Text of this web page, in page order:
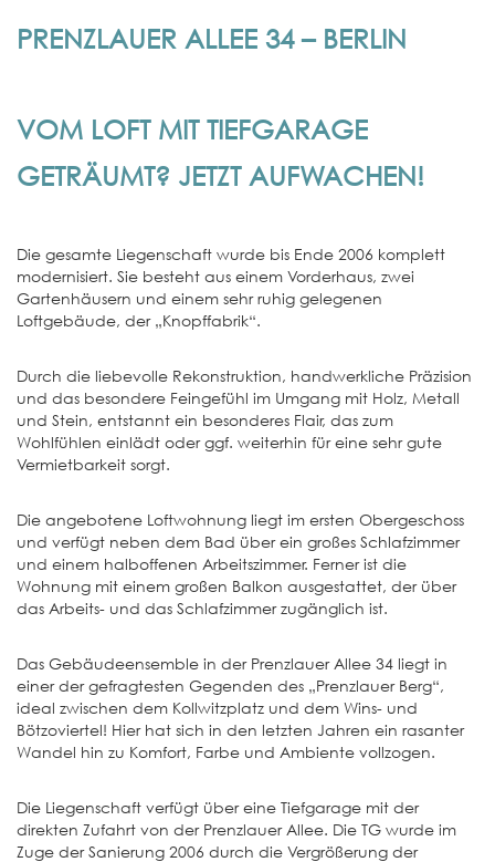
PRENZLAUER ALLEE 34 – BERLIN
VOM LOFT MIT TIEFGARAGE
GETRÄUMT? JETZT AUFWACHEN!
Die gesamte Liegenschaft wurde bis Ende 2006 komplett
modernisiert. Sie besteht aus einem Vorderhaus, zwei
Gartenhäusern und einem sehr ruhig gelegenen
Loftgebäude, der „Knopffabrik“.
Durch die liebevolle Rekonstruktion, handwerkliche Präzision
und das besondere Feingefühl im Umgang mit Holz, Metall
und Stein, entstannt ein besonderes Flair, das zum
Wohlfühlen einlädt oder ggf. weiterhin für eine sehr gute
Vermietbarkeit sorgt.
Die angebotene Loftwohnung liegt im ersten Obergeschoss
und verfügt neben dem Bad über ein großes Schlafzimmer
und einem halboffenen Arbeitszimmer. Ferner ist die
Wohnung mit einem großen Balkon ausgestattet, der über
das Arbeits- und das Schlafzimmer zugänglich ist.
Das Gebäudeensemble in der Prenzlauer Allee 34 liegt in
einer der gefragtesten Gegenden des „Prenzlauer Berg“,
ideal zwischen dem Kollwitzplatz und dem Wins- und
Bötzoviertel! Hier hat sich in den letzten Jahren ein rasanter
Wandel hin zu Komfort, Farbe und Ambiente vollzogen.
Die Liegenschaft verfügt über eine Tiefgarage mit der
direkten Zufahrt von der Prenzlauer Allee. Die TG wurde im
Zuge der Sanierung 2006 durch die Vergrößerung der